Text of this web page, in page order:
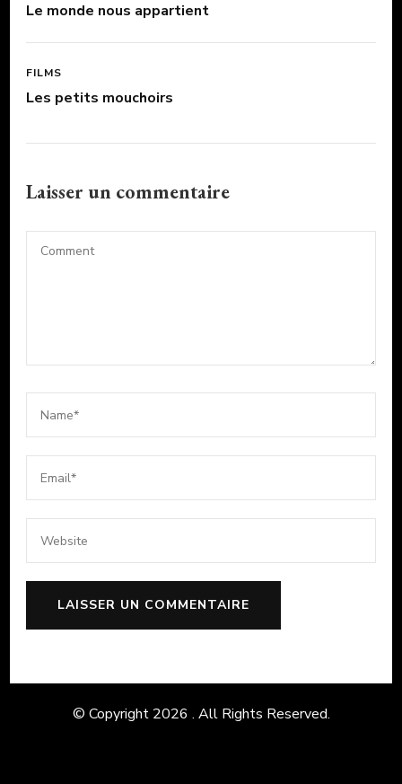
Le monde nous appartient
FILMS
Les petits mouchoirs
Laisser un commentaire
© Copyright 2026 . All Rights Reserved.